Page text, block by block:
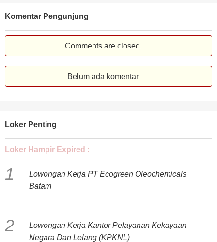
Komentar Pengunjung
Comments are closed.
Belum ada komentar.
Loker Penting
Loker Hampir Expired :
Lowongan Kerja PT Ecogreen Oleochemicals
Batam
Lowongan Kerja Kantor Pelayanan Kekayaan
Negara Dan Lelang (KPKNL)